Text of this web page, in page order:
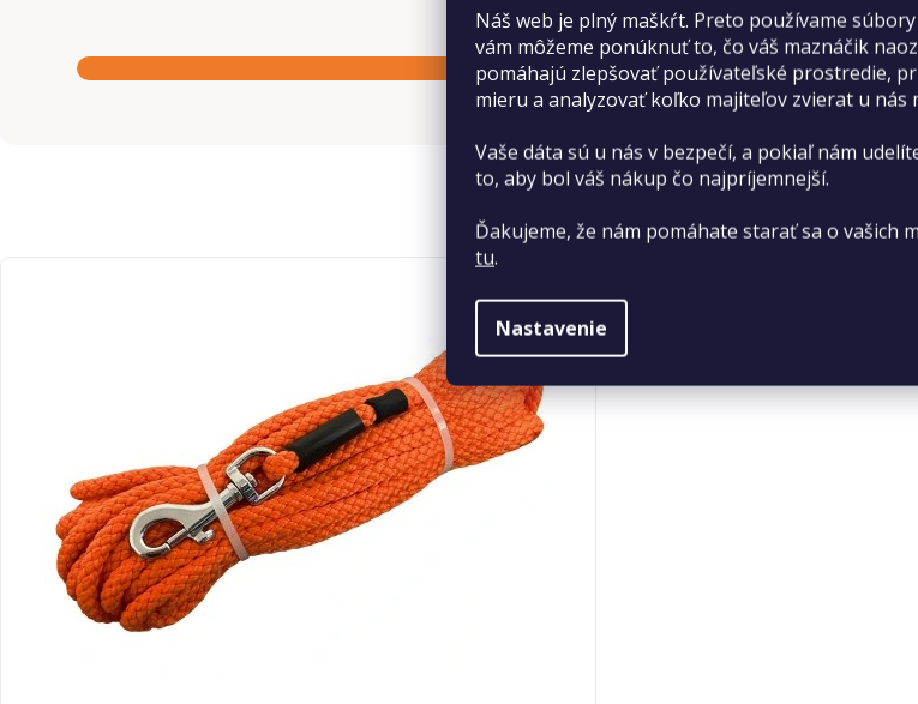
Náš web je plný maškŕt. Preto používame
vám môžeme ponúknuť to, čo váš maznáčik
pomáhajú zlepšovať používateľské prostredie,
mieru a analyzovať koľko majiteľov zvierat u nás
Vaše dáta sú u nás v bezpečí, a pokiaľ nám
to, aby bol váš nákup čo najpríjemnejší.
Ďakujeme, že nám pomáhate starať sa o vašich
tu.
Nastavenie